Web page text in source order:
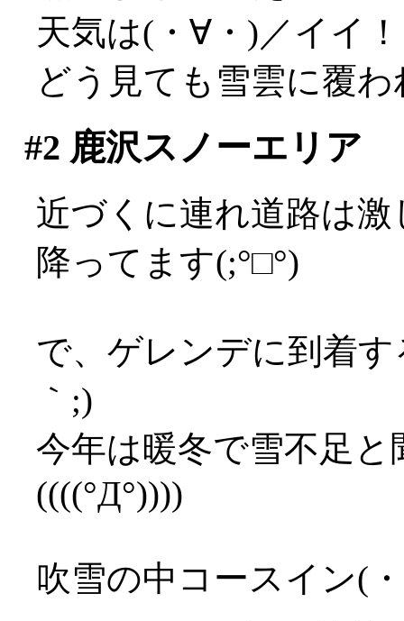
天気は(・∀・)／イイ
どう見ても雪雲に覆
#2 鹿沢スノーエリア
近づくに連れ道路は
降ってます(;°□°)
で、ゲレンデに到着
｀;)
今年は暖冬で雪不足
((((°Д°))))
吹雪の中コースイン(